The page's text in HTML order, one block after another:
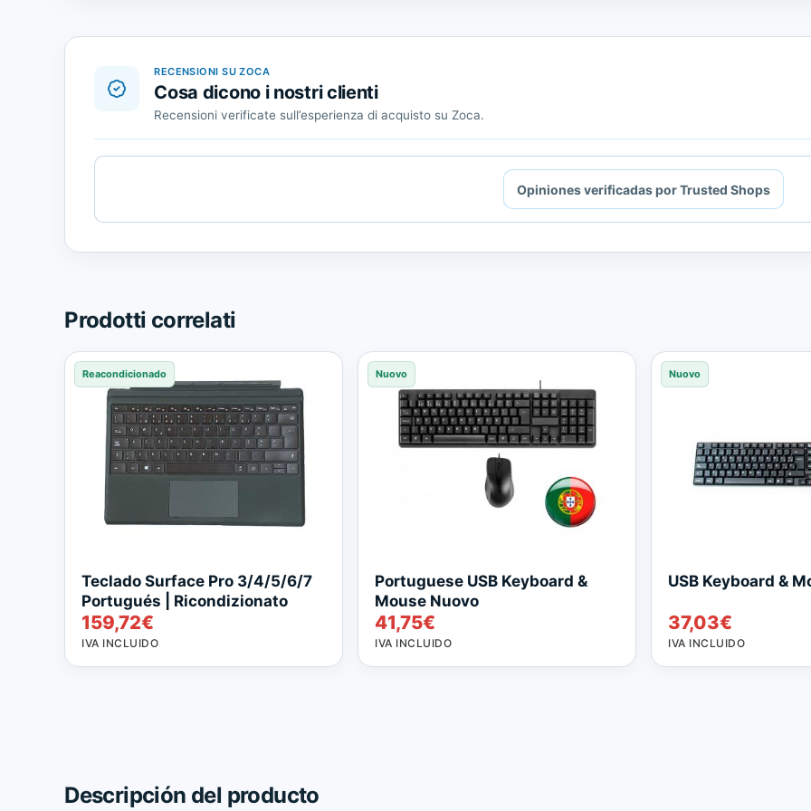
RECENSIONI SU ZOCA
Cosa dicono i nostri clienti
Recensioni verificate sull’esperienza di acquisto su Zoca.
de
Opiniones verificadas por Trusted Shops
Prodotti correlati
Reacondicionado
Teclado Surface Pro 3/4/5/6/7
Portugués | Ricondizionato
159,72€
IVA INCLUIDO
Nuovo
Portuguese USB Keyboard &
Mouse Nuovo
41,75€
IVA INCLUIDO
Nuovo
USB Keyboard &
37,03€
IVA INCLUIDO
Descripción del producto